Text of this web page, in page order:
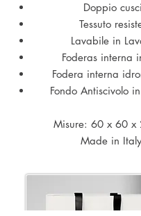
Doppio
Tessuto
Lavabile in
Foderas interna
Fodera interna
Fondo Antiscivolo
Misure: 60 x 60 x
Made in Italy